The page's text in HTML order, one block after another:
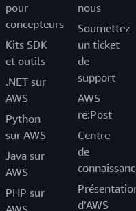
pour
concepteurs
Kits SDK
et outils
.NET sur
AWS
Python
sur AWS
Java sur
AWS
PHP sur
nous
Soumettez
un ticket
de
support
AWS
re:Post
Centre
de
d’AWS